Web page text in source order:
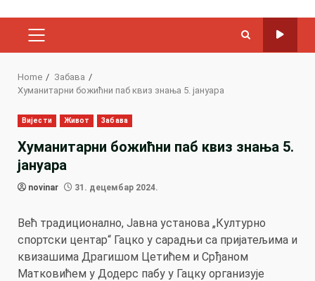
PRIMARY
Home
Забава
Хуманитарни божићни паб квиз знања 5. јануара
Вијести Живот Забава
Хуманитарни божићни паб квиз знања 5.
јануара
novinar 31. децембар 2024.
Већ традиционално, Јавна установа „Културно
спортски центар“ Гацко у сарадњи са пријатељима и
квизашима Драгишом Цетићем и Срђаном
Матковићем у Додерс пабу у Гацку организује